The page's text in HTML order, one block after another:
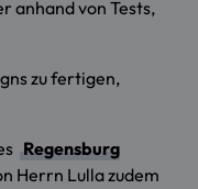
anhand von Tests,
zu fertigen,
Regensburg
Herrn Lulla zudem